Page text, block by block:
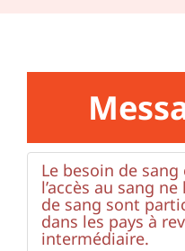
Le besoin de
l’accès au sang
de sang sont
dans les pays à
intermédiaire.